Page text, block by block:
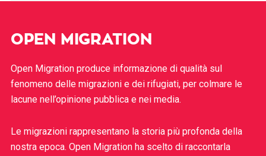
OPEN MIGRATION
Open Migration produce informazione di qualità sul
fenomeno delle migrazioni e dei rifugiati, per colmare le
lacune nell’opinione pubblica e nei media.
Le migrazioni rappresentano la storia più profonda della
nostra epoca. Open Migration ha scelto di raccontarla